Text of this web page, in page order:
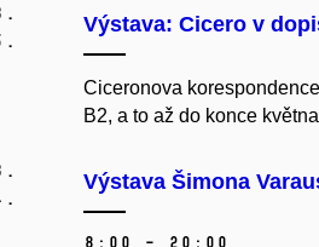
Výstava: Cicero v
Ciceronova
B2, a to až do konce
Výstava Šimona